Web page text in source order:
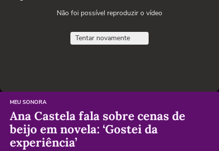
Não foi possível reproduzir o vídeo
Tentar novamente
MEU SONORA
Ana Castela fala sobre cenas de
beijo em novela: ‘Gostei da
experiência’